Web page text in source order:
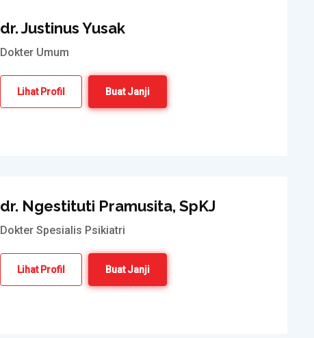
dr. Justinus Yusak
Dokter Umum
Lihat Profil Buat Janji
dr. Ngestituti Pramusita, SpKJ
Dokter Spesialis Psikiatri
Lihat Profil Buat Janji